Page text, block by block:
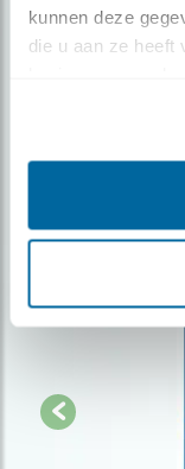
kunnen deze
die u aan ze heeft
over vogels en